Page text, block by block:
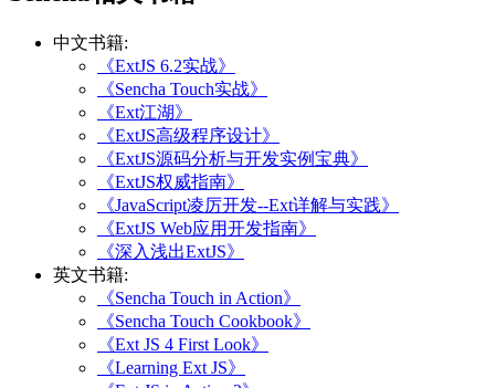
中文书籍:
《ExtJS 6.2实战》
《Sencha Touch实战》
《Ext江湖》
《ExtJS高级程序设计》
《ExtJS源码分析与开发实例宝典》
《ExtJS权威指南》
《JavaScript凌厉开发--Ext详解与实践》
《ExtJS Web应用开发指南》
《深入浅出ExtJS》
英文书籍:
《Sencha Touch in Action》
《Sencha Touch Cookbook》
《Ext JS 4 First Look》
《Learning Ext JS》